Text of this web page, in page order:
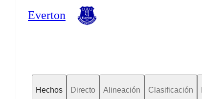
Everton
Hechos Directo Alineación Clasificación